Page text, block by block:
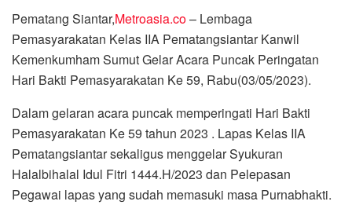
Pematang Siantar,Metroasia.co– Lembaga
Pemasyarakatan Kelas IIA Pematangsiantar Kanwil
Kemenkumham Sumut Gelar Acara Puncak Peringatan
Hari Bakti Pemasyarakatan Ke 59, Rabu(03/05/2023).
Dalam gelaran acara puncak memperingati Hari Bakti
Pemasyarakatan Ke 59 tahun 2023 . Lapas Kelas IIA
Pematangsiantar sekaligus menggelar Syukuran
Halalbihalal Idul Fitri 1444.H/2023 dan Pelepasan
Pegawai lapas yang sudah memasuki masa Purnabhakti.